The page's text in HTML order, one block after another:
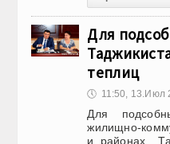
Для
теплиц
🕔 11:50, 13.Июл
Для
жилищно-
и районах